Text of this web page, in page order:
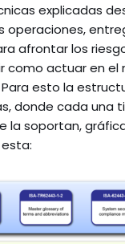
explicadas
operaciones,
afrontar los
como actuar en el
esto la
donde cada una
la soportan,